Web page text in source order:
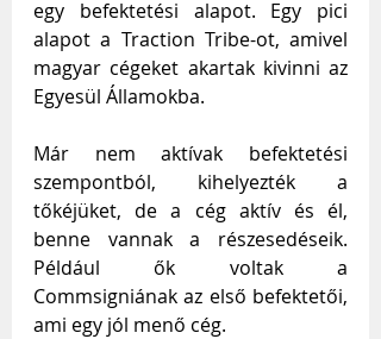
egy befektetési alapot. Egy pici
alapot a Traction Tribe-ot, amivel
magyar cégeket akartak kivinni az
Egyesül Államokba.
Már nem aktívak befektetési
szempontból, kihelyezték a
tőkéjüket, de a cég aktív és él,
benne vannak a részesedéseik.
Például ők voltak a
Commsigniának az első befektetői,
ami egy jól menő cég.